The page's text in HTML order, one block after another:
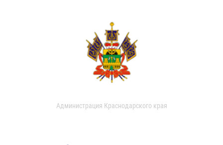
Администрация Краснодарского края